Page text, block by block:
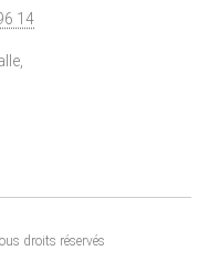
14
droits réservés